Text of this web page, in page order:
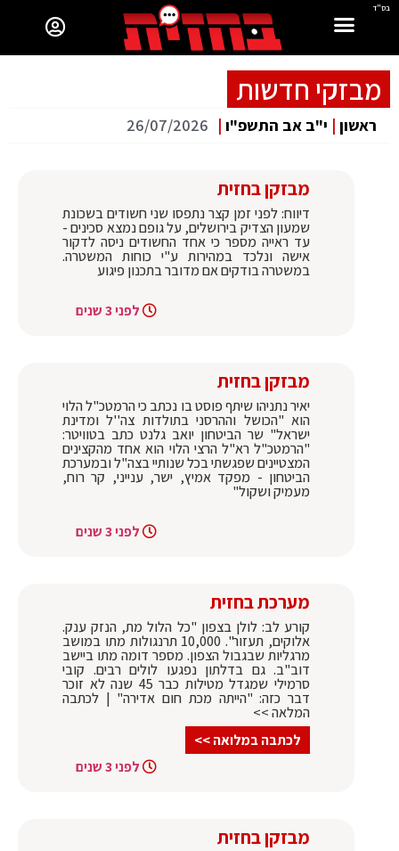
בס"ד
מבזקי חדשות
ראשון | י"ב אב התשפ"ו |
26/07/2026
מבזקן בחזית
דיווח: לפני זמן קצר נתפסו שני חשודים בשכונת
שמעון הצדיק בירושלים, על גופם נמצא סכינים -
עד ראייה מספר כי אחד החשודים ניסה לדקור
אישה ונלכד במהירות ע"י כוחות המשטרה.
במשטרה בודקים אם מדובר בתכנון פיגוע
לפני 3 שנים
מבזקן בחזית
יאיר נתניהו שיתף פוסט בו נכתב כי הרמטכ"ל הלוי
הוא "הכושל וההרסני בתולדות צה''ל ומדינת
ישראל" שר הביטחון יואב גלנט כתב בטוויטר:
"‏הרמטכ"ל רא"ל הרצי הלוי הוא אחד מהקצינים
המצטיינים שפגשתי בכל שנותיי בצה"ל ובמערכת
הביטחון - מפקד אמיץ, ישר, ענייני, קר רוח,
מעמיק ושקול"
לפני 3 שנים
מערכת בחזית
קורע לב: לולן בצפון "כל הלול מת, הנזק ענק.
אלוקים, תעזור". 10,000 תרנגולות מתו במושב
מרגליות שבגבול הצפון. מספר דומה מתו ביישב
דוב"ב. גם בדלתון נפגעו לולים רבים. קובי
סרמילי שמגדל מטילות כבר 45 שנה לא זוכר
דבר כזה: "הייתה מכת חום אדירה" | לכתבה
המלאה >>
לכתבה במלואה >>
לפני 3 שנים
מבזקן בחזית